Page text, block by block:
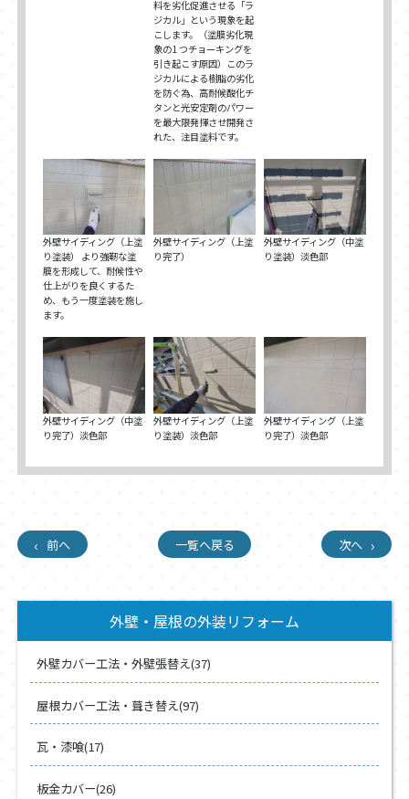
料を劣化促進させる「ラ
ジカル」という現象を起
こします。（塗膜劣化現
象の1 つチョーキングを
引き起こす原因）このラ
ジカルによる樹脂の劣化
を防ぐ為、高耐候酸化チ
タンと光安定剤のパワー
を最大限発揮させ開発さ
れた、注目塗料です。
外壁サイディング（上塗
り塗装） より強靭な塗
膜を形成して、耐候性や
仕上がりを良くするた
め、もう一度塗装を施し
ます。
外壁サイディング（上塗
り完了）
外壁サイディング（中塗
り塗装）淡色部
外壁サイディング（中塗
り完了）淡色部
外壁サイディング（上塗
り塗装）淡色部
外壁サイディング（上塗
り完了）淡色部
前へ 一覧へ戻る 次へ
外壁・屋根の外装リフォーム
外壁カバー工法・外壁張替え(37)
屋根カバー工法・葺き替え(97)
瓦・漆喰(17)
板金カバー(26)